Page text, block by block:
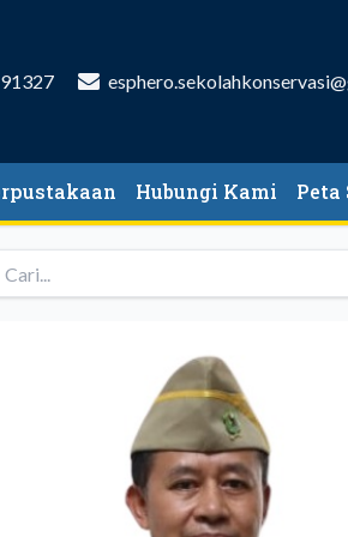
Hubungi Kami Peta